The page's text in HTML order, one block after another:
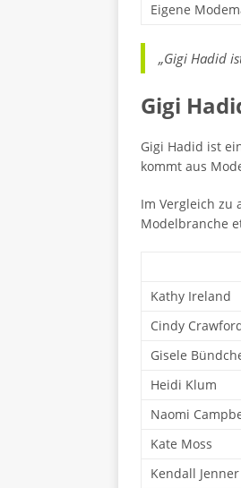
Eigene
„Gigi Hadid
Gigi
Gigi Hadid ist
kommt aus
Im Vergleich zu
Modelbranche
Kathy Ireland
Cindy
Gisele
Heidi Klum
Naomi
Kate Moss
Kendall Jenner